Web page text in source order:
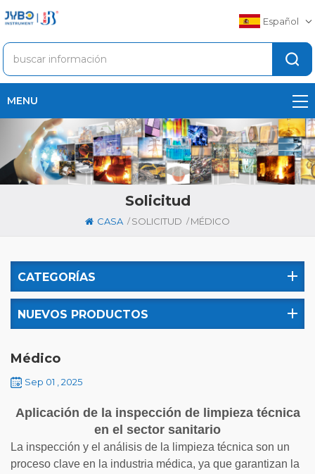
Español
MENU
Solicitud
CASA / SOLICITUD / MÉDICO
CATEGORÍAS
NUEVOS PRODUCTOS
Médico
Sep 01 , 2025
Aplicación de la inspección de limpieza técnica
en el sector sanitario
La inspección y el análisis de la limpieza técnica son un
proceso clave en la industria médica, ya que garantizan la